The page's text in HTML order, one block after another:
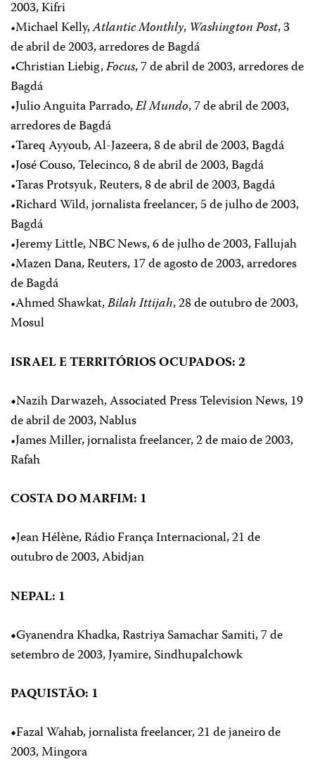
2003, Kifri
•Michael Kelly,Atlantic Monthly, Washington Post, 3
de abril de 2003, arredores de Bagdá
•Christian Liebig,Focus, 7 de abril de 2003, arredores de
Bagdá
•Julio Anguita Parrado,El Mundo, 7 de abril de 2003,
arredores de Bagdá
•Tareq Ayyoub, Al-Jazeera, 8 de abril de 2003, Bagdá
•José Couso, Telecinco, 8 de abril de 2003, Bagdá
•Taras Protsyuk, Reuters, 8 de abril de 2003, Bagdá
•Richard Wild, jornalista freelancer, 5 de julho de 2003,
Bagdá
•Jeremy Little, NBC News, 6 de julho de 2003, Fallujah
•Mazen Dana, Reuters, 17 de agosto de 2003, arredores
de Bagdá
•Ahmed Shawkat,Bilah Ittijah, 28 de outubro de 2003,
Mosul
ISRAEL E TERRITÓRIOS OCUPADOS: 2
•Nazih Darwazeh, Associated Press Television News, 19
de abril de 2003, Nablus
•James Miller, jornalista freelancer, 2 de maio de 2003,
Rafah
COSTA DO MARFIM: 1
•Jean Hélène, Rádio França Internacional, 21 de
outubro de 2003, Abidjan
NEPAL: 1
•Gyanendra Khadka, Rastriya Samachar Samiti, 7 de
setembro de 2003, Jyamire, Sindhupalchowk
PAQUISTÃO: 1
•Fazal Wahab, jornalista freelancer, 21 de janeiro de
2003, Mingora